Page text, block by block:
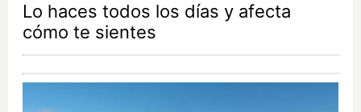
Lo haces todos los días y afecta
cómo te sientes